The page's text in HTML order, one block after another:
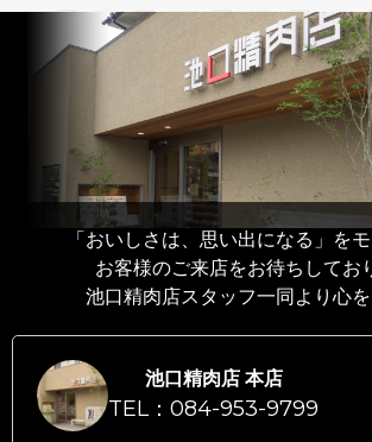
「おいしさは、思い出になる」をモ
お客様のご来店をお待ちしてお
池口精肉店スタッフ一同より心を
池口精肉店 本店
TEL：084-953-9799